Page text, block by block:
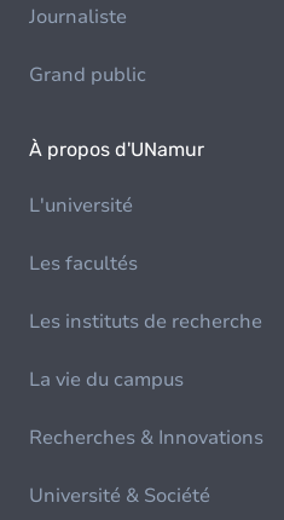
Journaliste
Grand public
À propos d'UNamur
L'université
Les facultés
Les instituts de recherche
La vie du campus
Recherches & Innovations
Université & Société